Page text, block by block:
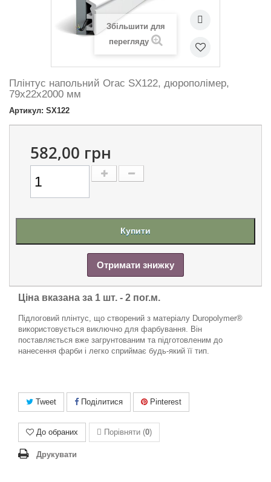
Збільшити для
перегляду
Плінтус напольний Orac SX122, дюрополімер,
79х22х2000 мм
Артикул: SX122
582,00 грн
Купити
Отримати знижку
Ціна вказана за 1 шт. - 2 пог.м.
Підлоговий плінтус, що створений з матеріалу Duropolymer®
використовується виключно для фарбування. Він
поставляється вже загрунтованим та підготовленим до
нанесення фарби і легко сприймає будь-який її тип.
Tweet Поділитися Pinterest
До обраних Порівняти (0)
Друкувати